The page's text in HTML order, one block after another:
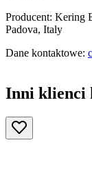
Producent: Kering
Padova, Italy
Dane kontaktowe:
Inni klienci